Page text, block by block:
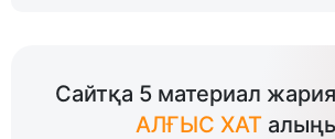
Сайтқа 5 материал
АЛҒЫС ХАТ